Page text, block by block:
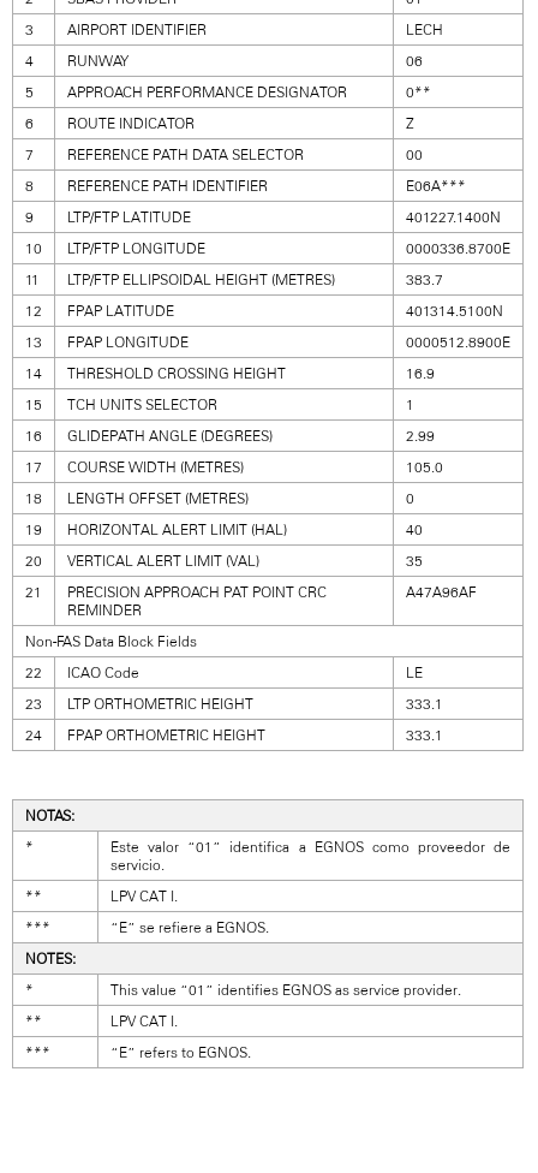
3
AIRPORT IDENTIFIER
LECH
4
RUNWAY
06
5
APPROACH PERFORMANCE DESIGNATOR
0**
6
ROUTE INDICATOR
Z
7
REFERENCE PATH DATA SELECTOR
00
8
REFERENCE PATH IDENTIFIER
E06A***
9
LTP/FTP LATITUDE
401227.1400N
10
LTP/FTP LONGITUDE
0000336.8700E
11
LTP/FTP ELLIPSOIDAL HEIGHT (METRES)
383.7
12
FPAP LATITUDE
401314.5100N
13
FPAP LONGITUDE
0000512.8900E
14
THRESHOLD CROSSING HEIGHT
16.9
15
TCH UNITS SELECTOR
1
16
GLIDEPATH ANGLE (DEGREES)
2.99
17
COURSE WIDTH (METRES)
105.0
18
LENGTH OFFSET (METRES)
0
19
HORIZONTAL ALERT LIMIT (HAL)
40
20
VERTICAL ALERT LIMIT (VAL)
35
21
PRECISION APPROACH PAT POINT CRC
REMINDER
A47A96AF
Non-FAS Data Block Fields
22
ICAO Code
LE
23
LTP ORTHOMETRIC HEIGHT
333.1
24
FPAP ORTHOMETRIC HEIGHT 333.1
NOTAS:
*
Este valor “01” identifica a EGNOS como proveedor de
servicio.
**
LPV CAT I.
***
“E” se refiere a EGNOS.
NOTES:
*
This value “01” identifies EGNOS as service provider.
**
LPV CAT I.
***
“E” refers to EGNOS.